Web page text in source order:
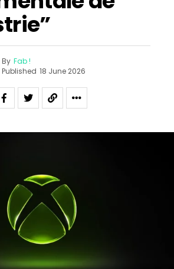
By Fab !
Published 18 June 2026